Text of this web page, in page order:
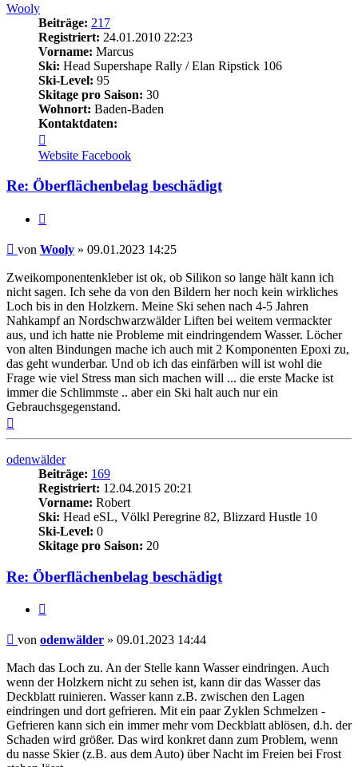
Wooly
Beiträge: 217
Registriert: 24.01.2010 22:23
Vorname: Marcus
Ski: Head Supershape Rally / Elan Ripstick 106
Ski-Level: 95
Skitage pro Saison: 30
Wohnort: Baden-Baden
Kontaktdaten:
von
Wooly
Website Facebook
Re: Öberflächenbelag beschädigt
Beitrag
von Wooly » 09.01.2023 14:25
Zweikomponentenkleber ist ok, ob Silikon so lange hält kann ich
nicht sagen. Ich sehe da von den Bildern her noch kein wirkliches
Loch bis in den Holzkern. Meine Ski sehen nach 4-5 Jahren
Nahkampf an Nordschwarzwälder Liften bei weitem vermackter
aus, und ich hatte nie Probleme mit eindringendem Wasser. Löcher
von alten Bindungen mache ich auch mit 2 Komponenten Epoxi zu,
das geht wunderbar. Und ob ich das einfärben will ist wohl die
Frage wie viel Stress man sich machen will ... die erste Macke ist
immer die Schlimmste .. aber ein Ski halt auch nur ein
Gebrauchsgegenstand.
odenwälder
Beiträge: 169
Registriert: 12.04.2015 20:21
Vorname: Robert
Ski: Head eSL, Völkl Peregrine 82, Blizzard Hustle 10
Ski-Level: 0
Skitage pro Saison: 20
Re: Öberflächenbelag beschädigt
Beitrag
von odenwälder » 09.01.2023 14:44
Mach das Loch zu. An der Stelle kann Wasser eindringen. Auch
wenn der Holzkern nicht zu sehen ist, kann dir das Wasser das
Deckblatt ruinieren. Wasser kann z.B. zwischen den Lagen
eindringen und dort gefrieren. Mit ein paar Zyklen Schmelzen -
Gefrieren kann sich ein immer mehr vom Deckblatt ablösen, d.h. der
Schaden wird größer. Das wird konkret dann zum Problem, wenn
du nasse Skier (z.B. aus dem Auto) über Nacht im Freien bei Frost